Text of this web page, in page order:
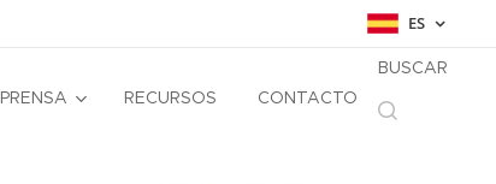
ES
PRENSA RECURSOS CONTACTO
BUSCAR